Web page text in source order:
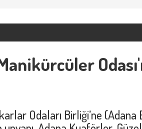
Odaları Birliği’ne (Adana